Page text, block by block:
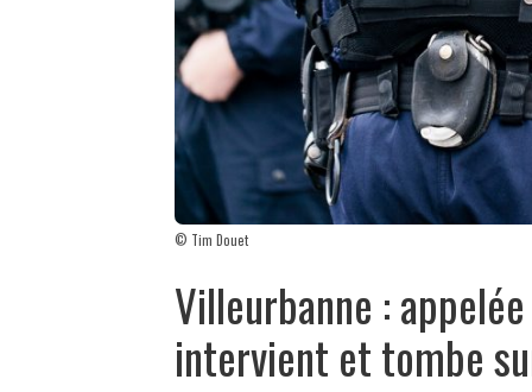
© Tim Douet
Villeurbanne :
intervient et tombe